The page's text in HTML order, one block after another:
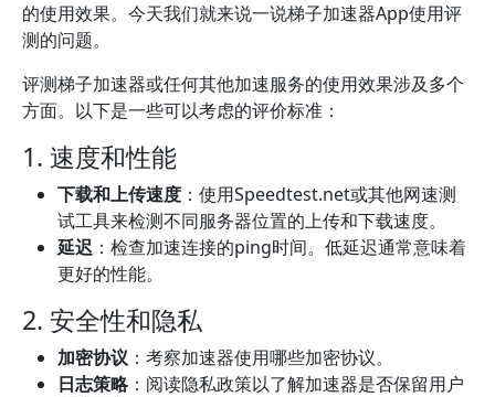
的使用效果。今天我们就来说一说梯子加速器App使用评
测的问题。
评测梯子加速器或任何其他加速服务的使用效果涉及多个
方面。以下是一些可以考虑的评价标准：
1. 速度和性能
下载和上传速度 ：使用Speedtest.net或其他网速测
试工具来检测不同服务器位置的上传和下载速度。
延迟 ：检查加速连接的ping时间。低延迟通常意味着
更好的性能。
2. 安全性和隐私
加密协议 ：考察加速器使用哪些加密协议。
日志策略：阅读隐私政策以了解加速器是否保留用户